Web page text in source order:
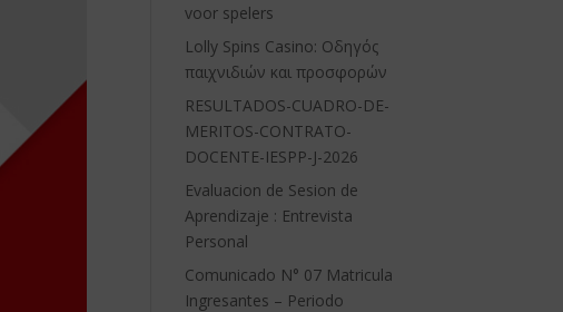
voor spelers
Lolly Spins Casino: Οδηγός
παιχνιδιών και προσφορών
RESULTADOS-CUADRO-DE-
MERITOS-CONTRATO-
DOCENTE-IESPP-J-2026
Evaluacion de Sesion de
Aprendizaje : Entrevista
Personal
Comunicado N° 07 Matricula
Ingresantes – Periodo